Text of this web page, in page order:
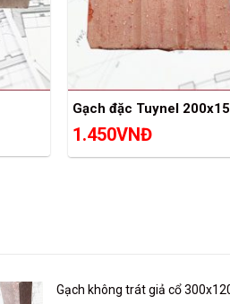
Gạch đặc Tuynel
1.450VNĐ
Gạch không trát giả cổ